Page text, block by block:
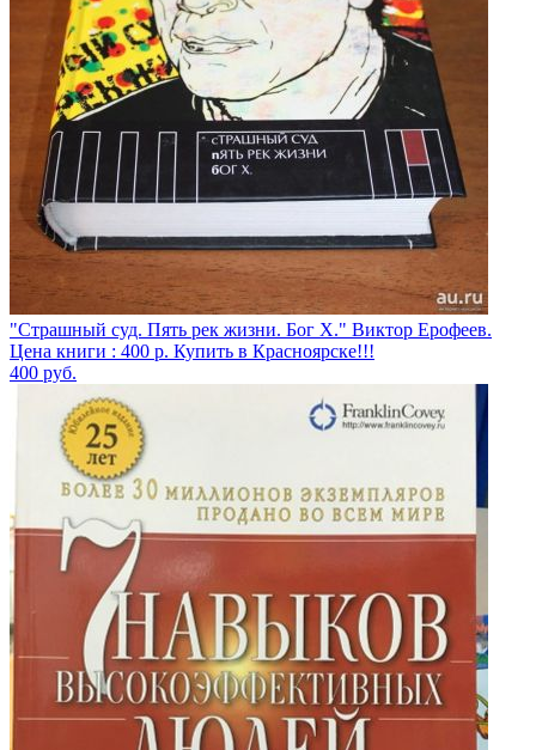
"Страшный суд. Пять рек жизни. Бог Х." Виктор Ерофеев.
Цена книги : 400 р. Купить в Красноярске!!!
400 руб.